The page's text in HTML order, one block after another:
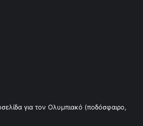
για τον Ολυμπιακό (ποδόσφαιρο,